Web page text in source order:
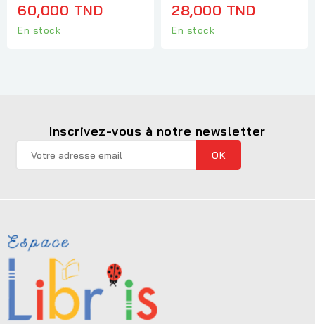
60,000 TND
En stock
28,000 TND
En stock
Inscrivez-vous à notre newsletter